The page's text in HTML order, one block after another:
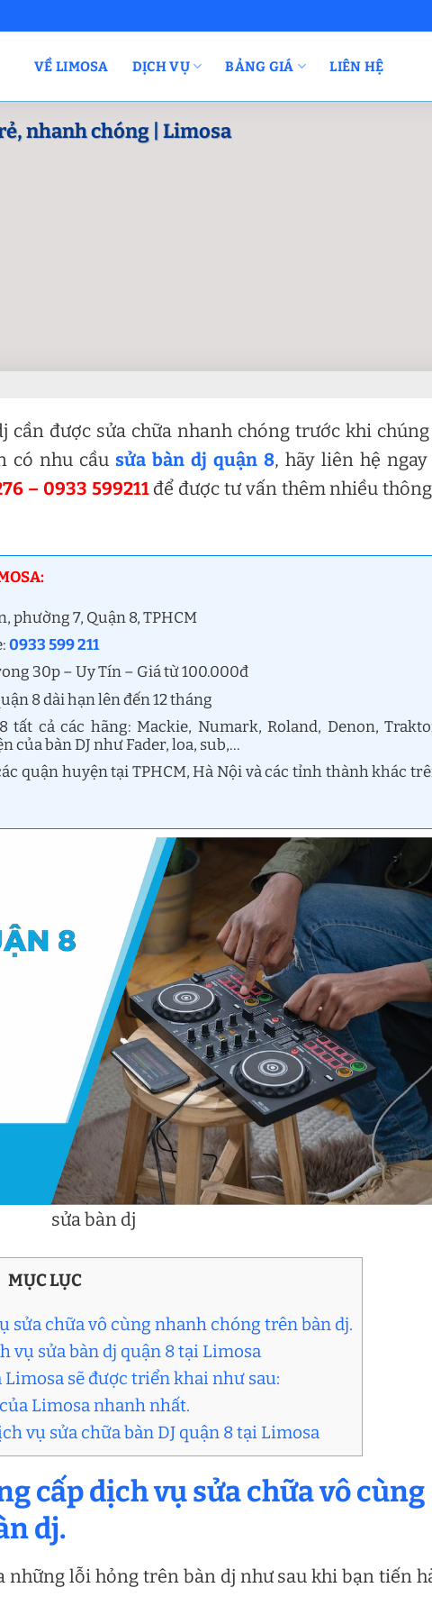
VỀ LIMOSA DỊCH VỤ BẢNG GIÁ LIÊN HỆ
nhanh chóng | Limosa
cần được sửa chữa nhanh chóng trước khi
có nhu cầu sửa bàn dj quận 8, hãy liên hệ
– 0933 599211để được tư vấn thêm nhiều
phường 7, Quận 8, TPHCM
0933 599 211
30p – Uy Tín – Giá từ 100.000đ
8 dài hạn lên đến 12 tháng
tất cả các hãng: Mackie, Numark, Roland, Denon,
của bàn DJ như Fader, loa, sub,…
quận huyện tại TPHCM, Hà Nội và các tỉnh thành khác
sửa bàn dj
MỤC LỤC
sửa chữa vô cùng nhanh chóng trên bàn dj.
vụ sửa bàn dj quận 8 tại Limosa
sẽ được triển khai như sau:
Limosa nhanh nhất.
vụ sửa chữa bàn DJ quận 8 tại Limosa
cấp dịch vụ sửa chữa vô cùng
dj.
những lỗi hỏng trên bàn dj như sau khi bạn tiến